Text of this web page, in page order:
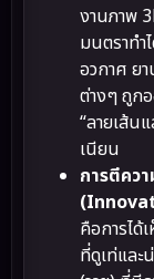
งานภาพ
มนตราท
อวกาศ ย
ต่างๆ ถูก
“ลายเส้น
เนียน
การตีคว
คือการได้
ที่ดูเท่และ